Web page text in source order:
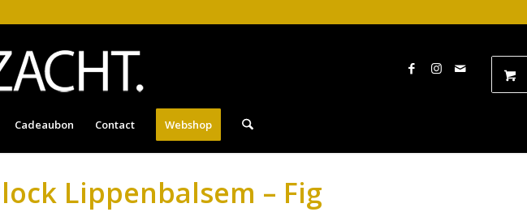
Cadeaubon Contact Webshop
Lippenbalsem – Fig